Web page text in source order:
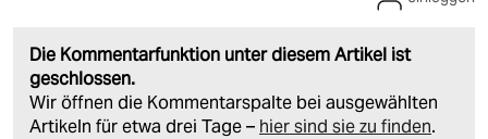
Die Kommentarfunktion unter diesem Artikel ist
geschlossen.
Wir öffnen die Kommentarspalte bei ausgewählten
Artikeln für etwa drei Tage – hier sind sie zu finden.